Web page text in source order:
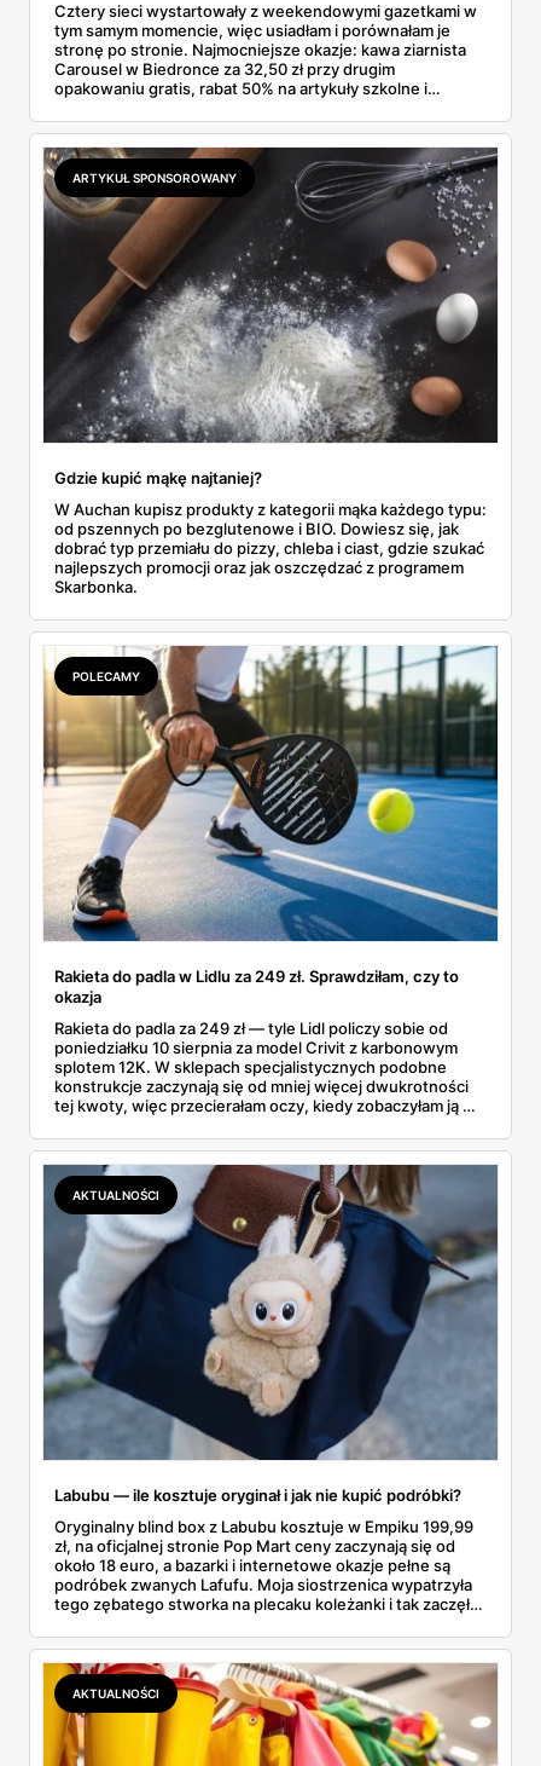
Cztery sieci wystartowały z weekendowymi gazetkami w
tym samym momencie, więc usiadłam i porównałam je
stronę po stronie. Najmocniejsze okazje: kawa ziarnista
Carousel w Biedronce za 32,50 zł przy drugim
opakowaniu gratis, rabat 50% na artykuły szkolne i
2,99 zł za kilogram, ale wyłącznie w sobotę z aplikacją. Aldi
odpowiada masłem za 2,99 zł. Werdykt w skrócie:
najwięcej wyciśniesz z Biedronki, po świeże warzywa jedź
do Aldi.
ARTYKUŁ SPONSOROWANY
Gdzie kupić mąkę najtaniej?
W Auchan kupisz produkty z kategorii mąka każdego typu:
od pszennych po bezglutenowe i BIO. Dowiesz się, jak
dobrać typ przemiału do pizzy, chleba i ciast, gdzie szukać
najlepszych promocji oraz jak oszczędzać z programem
Skarbonka.
POLECAMY
Rakieta do padla w Lidlu za 249 zł. Sprawdziłam, czy to
okazja
Rakieta do padla za 249 zł — tyle Lidl policzy sobie od
poniedziałku 10 sierpnia za model Crivit z karbonowym
splotem 12K. W sklepach specjalistycznych podobne
konstrukcje zaczynają się od mniej więcej dwukrotności
tej kwoty, więc przecierałam oczy, kiedy zobaczyłam ją w
najszybciej rosnący sport w Polsce: kortów przybywa
lawinowo, a chętnych jeszcze szybciej. Sprawdziłam, co
dokładnie dostajemy za te pieniądze i komu taka rakieta
faktycznie wystarczy.
AKTUALNOŚCI
Labubu — ile kosztuje oryginał i jak nie kupić podróbki?
Oryginalny blind box z Labubu kosztuje w Empiku 199,99
zł, na oficjalnej stronie Pop Mart ceny zaczynają się od
około 18 euro, a bazarki i internetowe okazje pełne są
podróbek zwanych Lafufu. Moja siostrzenica wypatrzyła
tego zębatego stworka na plecaku koleżanki i tak zaczęło
kosztuje i po czym poznać, że sprzedawca nie wciska nam
podróbki. Spisałam wszystko, czego się dowiedziałam —
łącznie z jedną wpadką, o której za chwilę.
AKTUALNOŚCI